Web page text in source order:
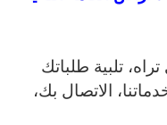
تلبية طلباتك
الاتصال بك،